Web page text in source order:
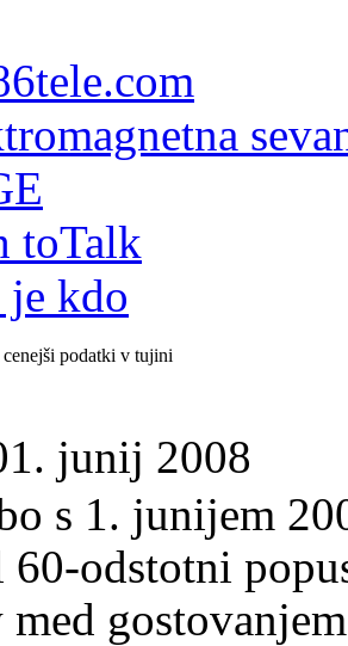
toTalk
kdo
podatki v tujini
junij 2008
s 1. junijem
odstotni
med